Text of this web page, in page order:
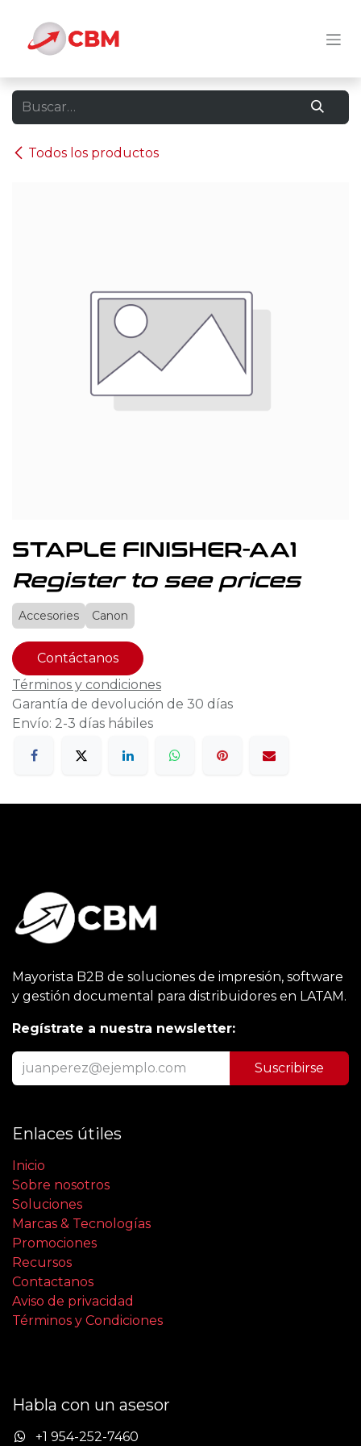
Todos los productos
STAPLE FINISHER-AA1
Register to see prices
Accesories Canon
Contáctanos
Términos y condiciones
Garantía de devolución de 30 días
Envío: 2-3 días hábiles
Mayorista B2B de soluciones de impresión, software
y gestión documental para distribuidores en LATAM.
Regístrate a nuestra newsletter:
Suscribirse
Enlaces útiles
Inicio
Sobre nosotros
Soluciones
Marcas & Tecnologías
Promociones
Recursos
Contactanos
Aviso de privacidad
Términos y Condiciones
Habla con un asesor
+1 954-252-7460